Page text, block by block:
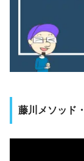
藤川メソッド